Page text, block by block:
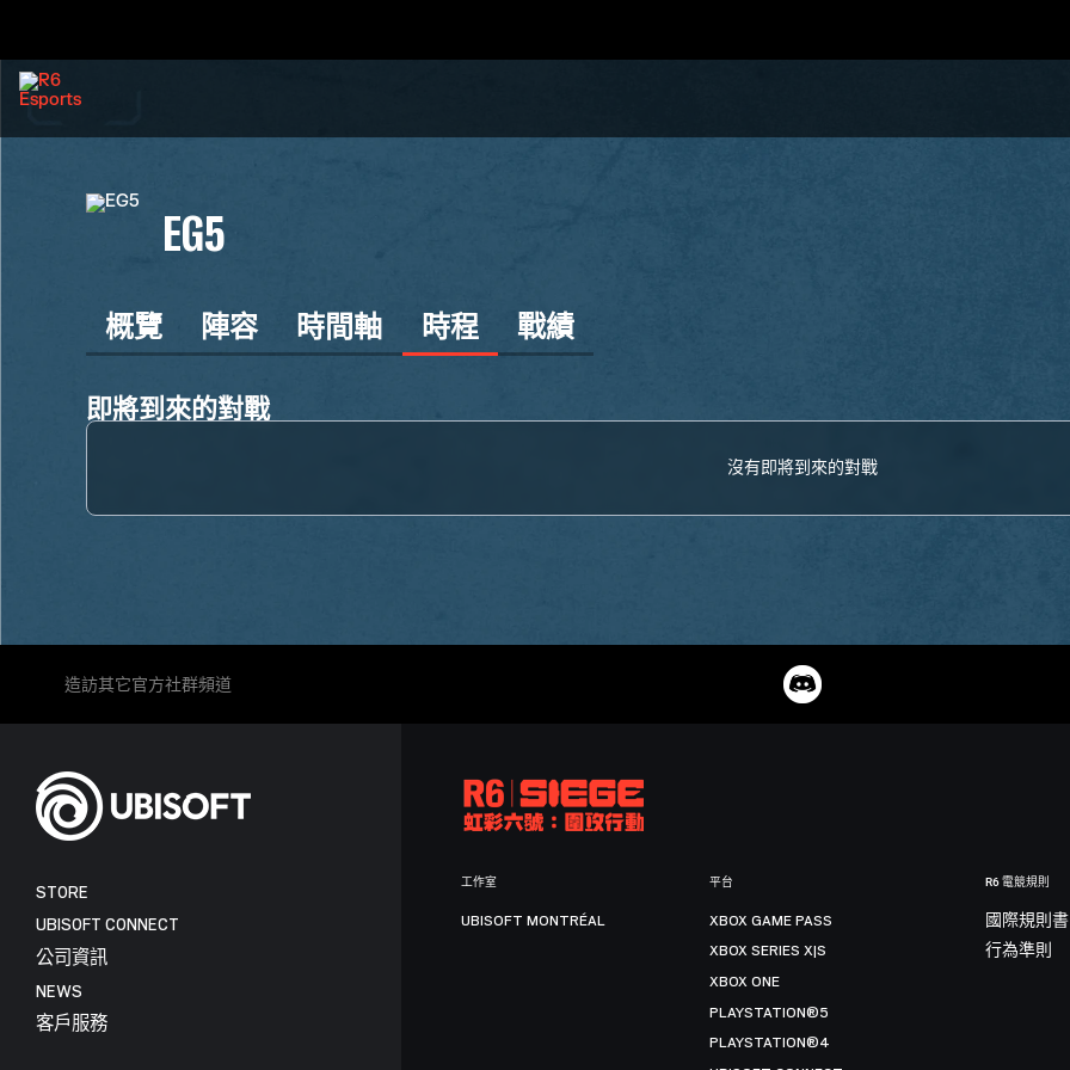
EG5
概覽 陣容 時間軸 時程 戰績
即將到來的對戰
沒有即將到來的對戰
造訪其它官方社群頻道
STORE
UBISOFT CONNECT
公司資訊
NEWS
客戶服務
工作室
UBISOFT MONTRÉAL
平台
XBOX GAME PASS
XBOX SERIES X|S
XBOX ONE
PLAYSTATION®5
PLAYSTATION®4
R6 電競規則
國際規則書
行為準則